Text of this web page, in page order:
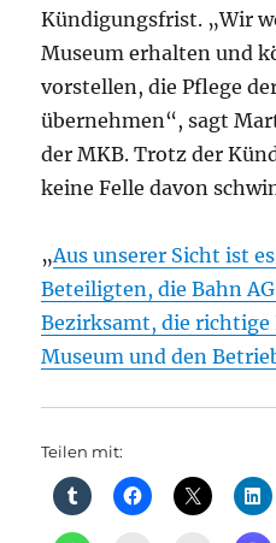
Kündigungsfrist. „Wir
Museum erhalten und
vorstellen, die Pflege
übernehmen“, sagt
der MKB. Trotz der
keine Felle davon
„Aus unserer Sicht ist
Beteiligten, die Bahn
Bezirksamt, die richtige
Museum und den
Teilen mit: